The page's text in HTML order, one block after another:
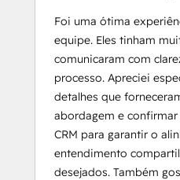
Foi uma ótima
equipe. Eles tinham
comunicaram com
processo. Apreciei
detalhes que
abordagem e
CRM para garantir o
entendimento
desejados. Também